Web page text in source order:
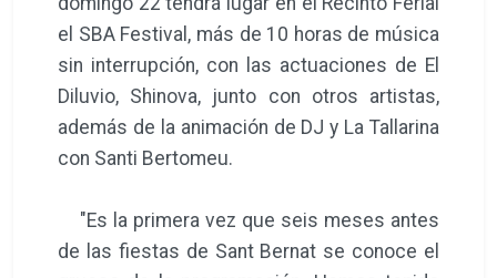
el SBA Festival, más de 10 horas de música
sin interrupción, con las actuaciones de El
Diluvio, Shinova, junto con otros artistas,
además de la animación de DJ y La Tallarina
con Santi Bertomeu.
"Es la primera vez que seis meses antes
de las fiestas de Sant Bernat se conoce el